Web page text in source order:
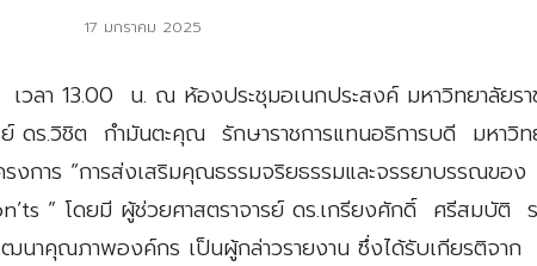
17 มกราคม 2025
วลา 13.00 น. ณ ห้องประชุมอเนกประสงค์ มหาวิทยาลัยร
ดร.วิชิต กำมันตะคุณ รักษาราชการแทนอธิการบดี มหาวิท
งการ “การส่งเสริมคุณธรรมจริยธรรมและจรรยาบรรณของ
” โดยมี ผู้ช่วยศาสตราจารย์ ดร.เกรียงศักดิ์ ศรีสมบัติ
นาคุณภาพองค์กร เป็นผู้กล่าวรายงาน ซึ่งได้รับเกียรติจา